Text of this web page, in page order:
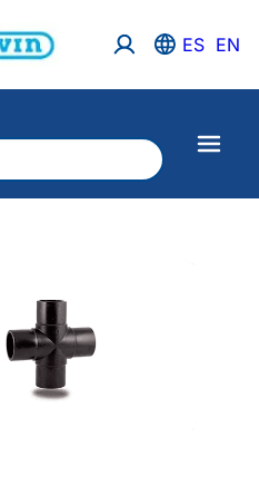
ES EN